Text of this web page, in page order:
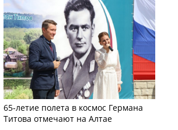
65-летие полета в космос Германа
Титова отмечают на Алтае